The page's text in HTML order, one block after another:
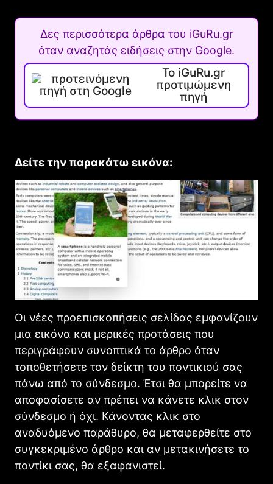
Δες περισσότερα άρθρα του iGuRu.gr
όταν αναζητάς ειδήσεις στην Google.
Το iGuRu.gr
προτιμώμενη
πηγή
Δείτε την παρακάτω εικόνα:
Οι νέες προεπισκοπήσεις σελίδας εμφανίζουν
μια εικόνα και μερικές προτάσεις που
περιγράφουν συνοπτικά το άρθρο όταν
τοποθετήσετε τον δείκτη του ποντικιού σας
πάνω από το σύνδεσμο. Έτσι θα μπορείτε να
αποφασίσετε αν πρέπει να κάνετε κλικ στον
σύνδεσμο ή όχι. Κάνοντας κλικ στο
αναδυόμενο παράθυρο, θα μεταφερθείτε στο
συγκεκριμένο άρθρο και αν μετακινήσετε το
ποντίκι σας, θα εξαφανιστεί.